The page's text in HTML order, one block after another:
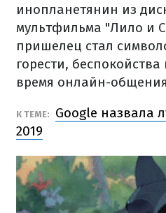
инопланетянин из
мультфильма "Лило и
пришелец стал
горести,
время онлайн-
К ТЕМЕ:
Google назвала
2019